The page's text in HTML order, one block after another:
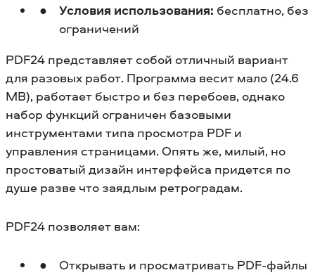
Условия использования: бесплатно, без
ограничений
PDF24 представляет собой отличный вариант
для разовых работ. Программа весит мало (24.6
MB), работает быстро и без перебоев, однако
набор функций ограничен базовыми
инструментами типа просмотра PDF и
управления страницами. Опять же, милый, но
простоватый дизайн интерфейса придется по
душе разве что заядлым ретроградам.
PDF24 позволяет вам:
Открывать и просматривать PDF-файлы